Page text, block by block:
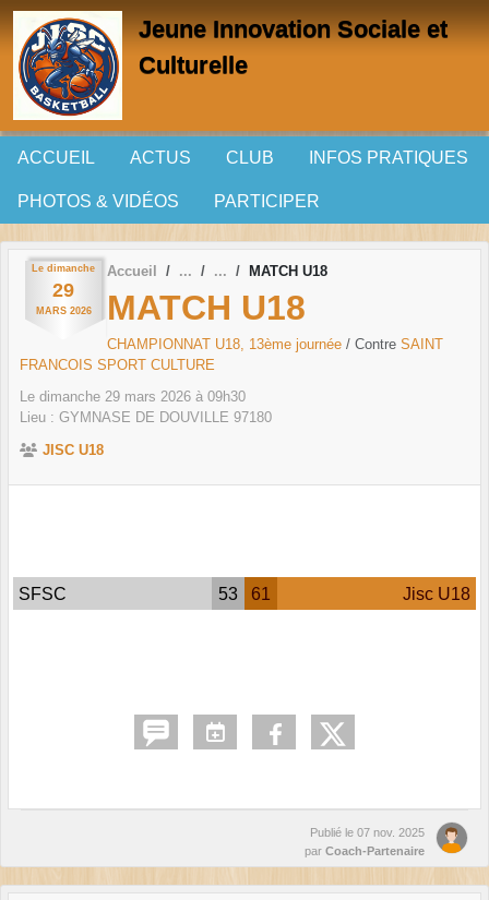
Jeune Innovation Sociale et
Culturelle
ACCUEIL ACTUS CLUB INFOS PRATIQUES
PHOTOS & VIDÉOS PARTICIPER
Le dimanche
29
MARS 2026
Accueil MATCH U18
MATCH U18
CHAMPIONNAT U18, 13ème journée / Contre SAINT
FRANCOIS SPORT CULTURE
Le dimanche 29 mars 2026 à 09h30
Lieu : GYMNASE DE DOUVILLE 97180
JISC U18
SFSC 53 61 Jisc U18
Publié le 07 nov. 2025
par Coach-Partenaire
Panneau de gestion des cookies